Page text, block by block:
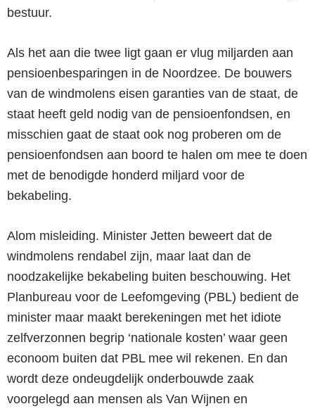
bestuur.
Als het aan die twee ligt gaan er vlug miljarden aan
pensioenbesparingen in de Noordzee. De bouwers
van de windmolens eisen garanties van de staat, de
staat heeft geld nodig van de pensioenfondsen, en
misschien gaat de staat ook nog proberen om de
pensioenfondsen aan boord te halen om mee te doen
met de benodigde honderd miljard voor de
bekabeling.
Alom misleiding. Minister Jetten beweert dat de
windmolens rendabel zijn, maar laat dan de
noodzakelijke bekabeling buiten beschouwing. Het
Planbureau voor de Leefomgeving (PBL) bedient de
minister maar maakt berekeningen met het idiote
zelfverzonnen begrip ‘nationale kosten’ waar geen
econoom buiten dat PBL mee wil rekenen. En dan
wordt deze ondeugdelijk onderbouwde zaak
voorgelegd aan mensen als Van Wijnen en